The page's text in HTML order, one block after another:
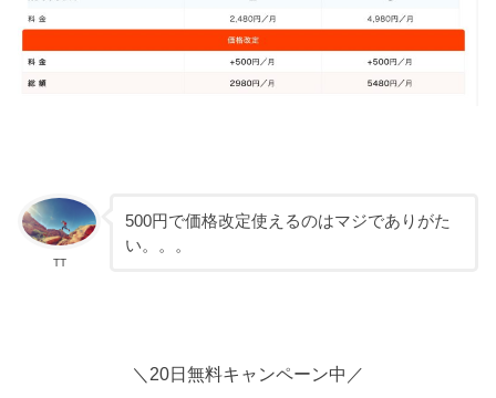
TT
500円で価格改定使えるのはマジでありがた
い。。。
＼20日無料キャンペーン中／